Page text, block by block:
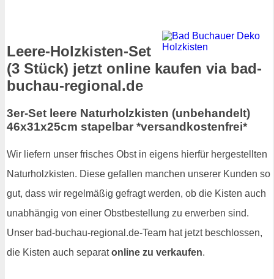
Leere-Holzkisten-Set
(3 Stück) jetzt online kaufen via bad-
buchau-regional.de
3er-Set leere Naturholzkisten (unbehandelt)
46x31x25cm stapelbar *versandkostenfrei*
Wir liefern unser frisches Obst in eigens hierfür hergestellten
Naturholzkisten. Diese gefallen manchen unserer Kunden so
gut, dass wir regelmäßig gefragt werden, ob die Kisten auch
unabhängig von einer Obstbestellung zu erwerben sind.
Unser bad-buchau-regional.de-Team hat jetzt beschlossen,
die Kisten auch separatonline zu verkaufen.